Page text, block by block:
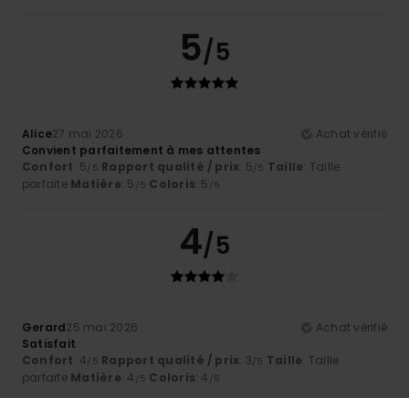
5/5
Alice27 mai 2026
Achat vérifié
Convient parfaitement à mes attentes
Confort: 5/5 Rapport qualité / prix: 5/5 Taille: Taille
parfaite Matière: 5 /5 Coloris: 5 /5
4/5
Gerard25 mai 2026
Achat vérifié
Satisfait
Confort: 4/5 Rapport qualité / prix: 3/5 Taille: Taille
parfaite Matière: 4 /5 Coloris: 4 /5